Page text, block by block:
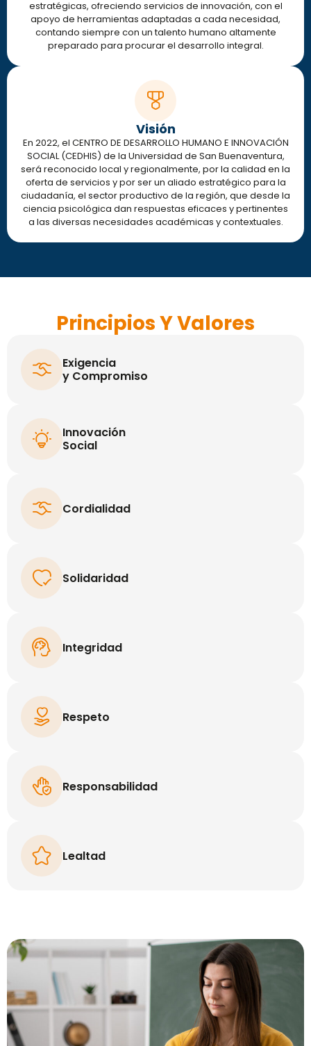
estratégicas, ofreciendo servicios de innovación, con el
apoyo de herramientas adaptadas a cada necesidad,
contando siempre con un talento humano altamente
preparado para procurar el desarrollo integral.
Visión
En 2022, el CENTRO DE DESARROLLO HUMANO E INNOVACIÓN
SOCIAL (CEDHIS) de la Universidad de San Buenaventura,
será reconocido local y regionalmente, por la calidad en la
oferta de servicios y por ser un aliado estratégico para la
ciudadanía, el sector productivo de la región, que desde la
ciencia psicológica dan respuestas eficaces y pertinentes
a las diversas necesidades académicas y contextuales.
Principios Y Valores
Exigencia
y Compromiso
Innovación
Social
Cordialidad
Solidaridad
Integridad
Respeto
Responsabilidad
Lealtad